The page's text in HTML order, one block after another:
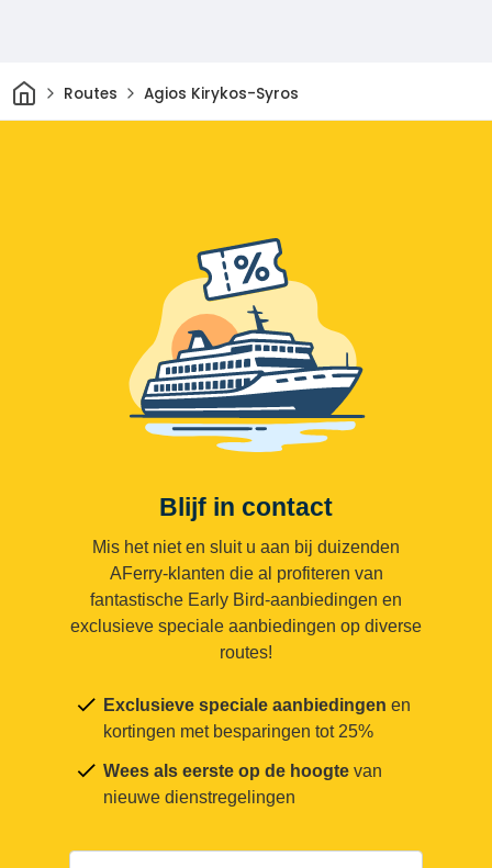
ThuisRoutes Agios Kirykos-Syros
Blijf in contact
Mis het niet en sluit u aan bij duizenden
AFerry-klanten die al profiteren van
fantastische Early Bird-aanbiedingen en
exclusieve speciale aanbiedingen op diverse
routes!
Exclusieve speciale aanbiedingen en
kortingen met besparingen tot 25%
Wees als eerste op de hoogte van
nieuwe dienstregelingen